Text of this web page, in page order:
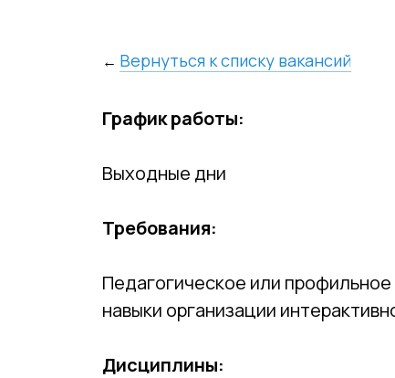
← Вернуться к списку вакансий
График работы:
Выходные дни
Требования:
Педагогическое или
навыки организации
Дисциплины: